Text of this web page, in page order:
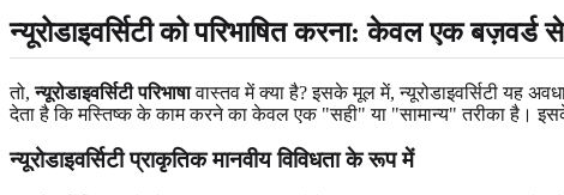
न्यूरोडाइवर्सिटी को परिभाषित करना: केवल एक बज़वर्ड
तो,न्यूरोडाइवर्सिटी परिभाषावास्तव में क्या है? इसके मूल में, न्यूरोडाइवर्सिटी यह
देता है कि मस्तिष्क के काम करने का केवल एक "सही" या "सामान्य" तरीका है। इसके
न्यूरोडाइवर्सिटी प्राकृतिक मानवीय विविधता के रूप में